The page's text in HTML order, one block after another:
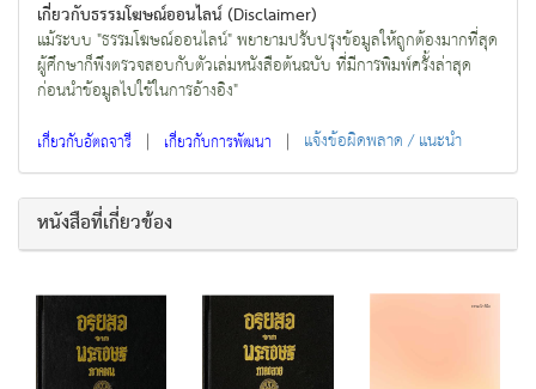
เกี่ยวกับธรรมโฆษณ์ออนไลน์ (Disclaimer)
แม้ระบบ "ธรรมโฆษณ์ออนไลน์" พยายามปรับปรุงข้อมูลให้ถูกต้องมากที่สุด
ผู้ศึกษาก็พึงตรวจสอบกับตัวเล่มหนังสือต้นฉบับ ที่มีการพิมพ์ครั้งล่าสุด
ก่อนนำข้อมูลไปใช้ในการอ้างอิง"
เกี่ยวกับอัตถจารี | เกี่ยวกับการพัฒนา | แจ้งข้อผิดพลาด / แนะนำ
หนังสือที่เกี่ยวข้อง